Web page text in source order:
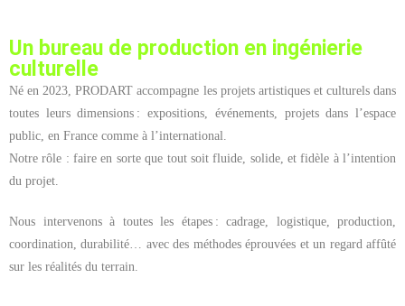
Un bureau de production en ingénierie
culturelle
Né en 2023, PRODART accompagne les projets artistiques et culturels dans
toutes leurs dimensions : expositions, événements, projets dans l’espace
public, en France comme à l’international.
Notre rôle : faire en sorte que tout soit fluide, solide, et fidèle à l’intention
du projet.
Nous intervenons à toutes les étapes : cadrage, logistique, production,
coordination, durabilité… avec des méthodes éprouvées et un regard affûté
sur les réalités du terrain.